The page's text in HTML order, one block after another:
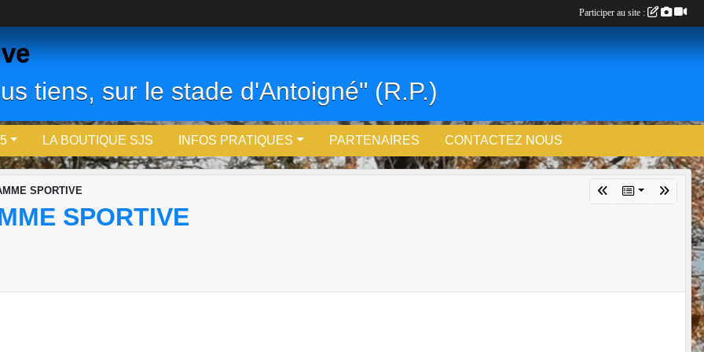
tiens, sur le stade d'Antoigné" (R.P.)
LA BOUTIQUE SJS INFOS PRATIQUES PARTENAIRES CONTACTEZ NOUS
SPORTIVE
SPORTIVE
Participer au site :